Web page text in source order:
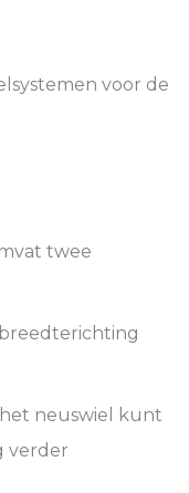
voor de
twee
neuswiel kunt
verder